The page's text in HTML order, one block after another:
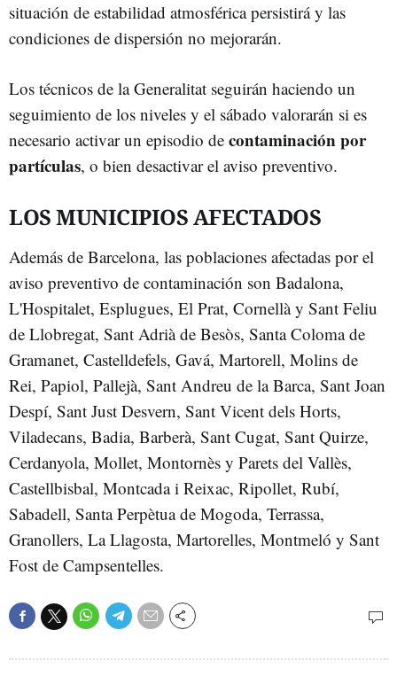
situación de estabilidad atmosférica persistirá y las
condiciones de dispersión no mejorarán.
Los técnicos de la Generalitat seguirán haciendo un
seguimiento de los niveles y el sábado valorarán si es
necesario activar un episodio de contaminación por
partículas, o bien desactivar el aviso preventivo.
LOS MUNICIPIOS AFECTADOS
Además de Barcelona, las poblaciones afectadas por el
aviso preventivo de contaminación son Badalona,
L'Hospitalet, Esplugues, El Prat, Cornellà y Sant Feliu
de Llobregat, Sant Adrià de Besòs, Santa Coloma de
Gramanet, Castelldefels, Gavá, Martorell, Molins de
Rei, Papiol, Pallejà, Sant Andreu de la Barca, Sant Joan
Despí, Sant Just Desvern, Sant Vicent dels Horts,
Viladecans, Badia, Barberà, Sant Cugat, Sant Quirze,
Cerdanyola, Mollet, Montornès y Parets del Vallès,
Castellbisbal, Montcada i Reixac, Ripollet, Rubí,
Sabadell, Santa Perpètua de Mogoda, Terrassa,
Granollers, La Llagosta, Martorelles, Montmeló y Sant
Fost de Campsentelles.